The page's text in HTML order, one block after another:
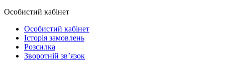
Особистий кабінет
Особистий кабінет
Історія замовлень
Розсилка
Зворотній зв’язок